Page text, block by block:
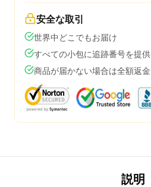
安全な取引
世界中どこでもお届け
すべての小包に追跡番号を提供
商品が届かない場合は全額返金
説明